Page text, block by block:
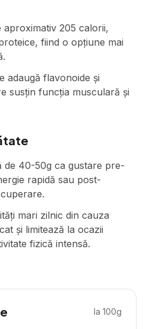
205 calorii,
fiind o opțiune mai
adaugă flavonoide și
susțin funcția musculară și
de 40-50g ca gustare pre-
rapidă sau post-
mari zilnic din cauza
și limitează la ocazii
fizică intensă.
la 100g